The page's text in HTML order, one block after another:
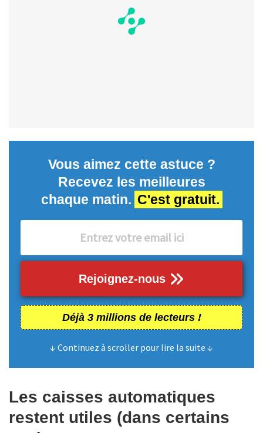
Vous aimez cette astuce ?
Recevez les meilleures
chaque matin. C'est gratuit.
Rejoignez-nous
Déjà 3 millions de lecteurs !
↓ Continuez à scroller pour lire la suite ↓
Les caisses automatiques
restent utiles (dans certains